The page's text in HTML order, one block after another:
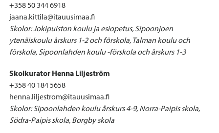
+358 50 344 6918
jaana.kittila@itauusimaa.fi
Skolor: Jokipuiston koulu ja esiopetus, Sipoonjoen
ytenäiskoulu årskurs 1-2 och förskola, Talman koulu och
förskola, Sipoonlahden koulu -förskola och årskurs 1-3
Skolkurator Henna Liljeström
+358 40 184 5658
henna.liljestrom@itauusimaa.fi
Skolor: Sipoonlahden koulu årskurs 4-9, Norra-Paipis skola,
Södra-Paipis skola, Borgby skola